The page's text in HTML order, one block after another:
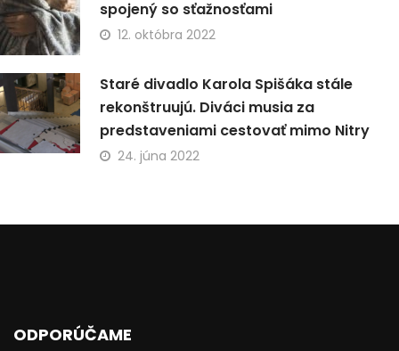
spojený so sťažnosťami
12. októbra 2022
Staré divadlo Karola Spišáka stále
rekonštruujú. Diváci musia za
predstaveniami cestovať mimo Nitry
24. júna 2022
ODPORÚČAME